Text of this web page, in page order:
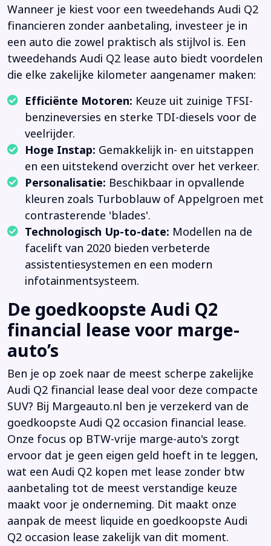
Wanneer je kiest voor een tweedehands Audi Q2
financieren zonder aanbetaling, investeer je in
een auto die zowel praktisch als stijlvol is. Een
tweedehands Audi Q2 lease auto biedt voordelen
die elke zakelijke kilometer aangenamer maken:
Efficiënte Motoren: Keuze uit zuinige TFSI-
benzineversies en sterke TDI-diesels voor de
veelrijder.
Hoge Instap: Gemakkelijk in- en uitstappen
en een uitstekend overzicht over het verkeer.
Personalisatie: Beschikbaar in opvallende
kleuren zoals Turboblauw of Appelgroen met
contrasterende 'blades'.
Technologisch Up-to-date: Modellen na de
facelift van 2020 bieden verbeterde
assistentiesystemen en een modern
infotainmentsysteem.
De goedkoopste Audi Q2
financial lease voor marge-
auto’s
Ben je op zoek naar de meest scherpe zakelijke
Audi Q2 financial lease deal voor deze compacte
SUV? Bij Margeauto.nl ben je verzekerd van de
goedkoopste Audi Q2 occasion financial lease.
Onze focus op BTW-vrije marge-auto's zorgt
ervoor dat je geen eigen geld hoeft in te leggen,
wat een Audi Q2 kopen met lease zonder btw
aanbetaling tot de meest verstandige keuze
maakt voor je onderneming. Dit maakt onze
aanpak de meest liquide en goedkoopste Audi
Q2 occasion lease zakelijk van dit moment.